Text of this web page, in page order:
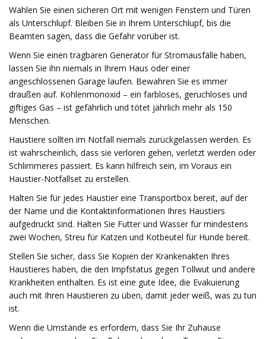
Wählen Sie einen sicheren Ort mit wenigen Fenstern und Türen
als Unterschlupf. Bleiben Sie in Ihrem Unterschlupf, bis die
Beamten sagen, dass die Gefahr vorüber ist.
Wenn Sie einen tragbaren Generator für Stromausfälle haben,
lassen Sie ihn niemals in Ihrem Haus oder einer
angeschlossenen Garage laufen. Bewahren Sie es immer
draußen auf. Kohlenmonoxid – ein farbloses, geruchloses und
giftiges Gas – ist gefährlich und tötet jährlich mehr als 150
Menschen.
Haustiere sollten im Notfall niemals zurückgelassen werden. Es
ist wahrscheinlich, dass sie verloren gehen, verletzt werden oder
Schlimmeres passiert. Es kann hilfreich sein, im Voraus ein
Haustier-Notfallset zu erstellen.
Halten Sie für jedes Haustier eine Transportbox bereit, auf der
der Name und die Kontaktinformationen Ihres Haustiers
aufgedruckt sind. Halten Sie Futter und Wasser für mindestens
zwei Wochen, Streu für Katzen und Kotbeutel für Hunde bereit.
Stellen Sie sicher, dass Sie Kopien der Krankenakten Ihres
Haustieres haben, die den Impfstatus gegen Tollwut und andere
Krankheiten enthalten. Es ist eine gute Idee, die Evakuierung
auch mit Ihren Haustieren zu üben, damit jeder weiß, was zu tun
ist.
Wenn die Umstände es erfordern, dass Sie Ihr Zuhause